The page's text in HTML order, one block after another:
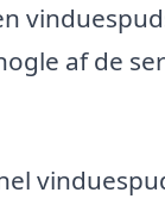
af de